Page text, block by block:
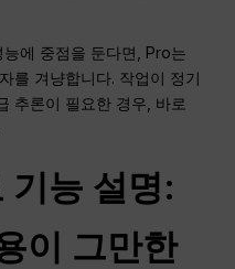
에 중점을 둔다면, Pro는
를 겨냥합니다. 작업이 정기
추론이 필요한 경우, 바로
기능 설명:
이 그만한